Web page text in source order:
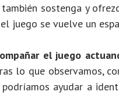
sostenga y
juego se vuelve un
el juego
lo que observamos,
ayudar a